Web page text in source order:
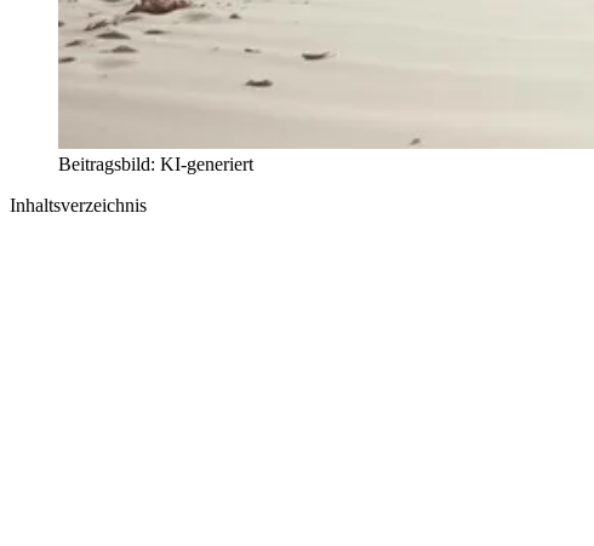
Beitragsbild: KI-generiert
Inhaltsverzeichnis